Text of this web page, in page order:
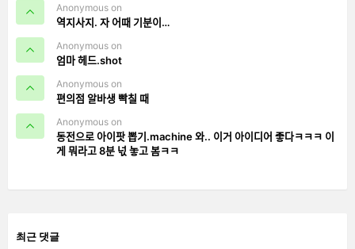
Anonymous on
역지사지. 자 어때 기분이…
Anonymous on
엄마 헤드.shot
Anonymous on
편의점 알바생 빡칠 때
Anonymous on
동전으로 아이팟 뽑기.machine 와.. 이거 아이디어 좋다ㅋㅋㅋ 이
게 뭐라고 8분 넋 놓고 봄ㅋㅋ
최근 댓글